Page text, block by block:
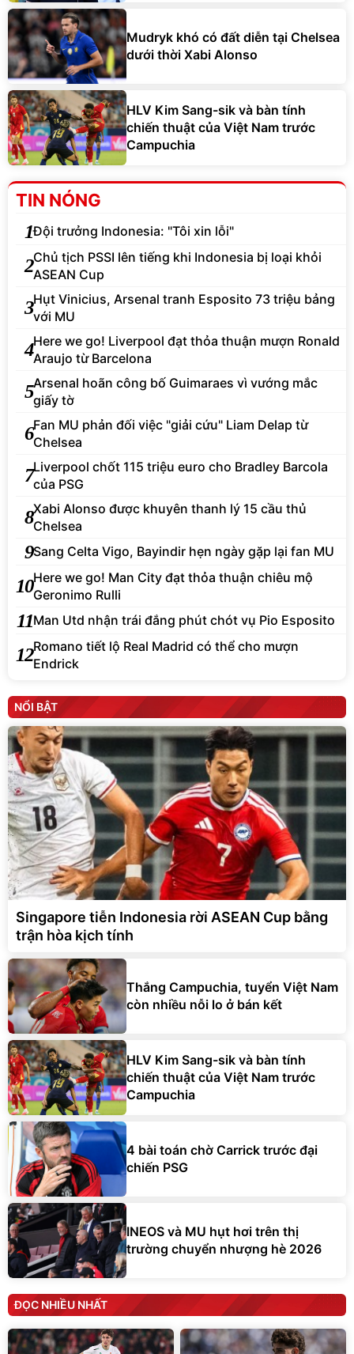
Mudryk khó có đất diễn tại Chelsea
dưới thời Xabi Alonso
HLV Kim Sang-sik và bàn tính
chiến thuật của Việt Nam trước
Campuchia
TIN NÓNG
1Đội trưởng Indonesia: "Tôi xin lỗi"
2Chủ tịch PSSI lên tiếng khi Indonesia bị loại khỏi
ASEAN Cup
3Hụt Vinicius, Arsenal tranh Esposito 73 triệu bảng
với MU
4Here we go! Liverpool đạt thỏa thuận mượn Ronald
Araujo từ Barcelona
5Arsenal hoãn công bố Guimaraes vì vướng mắc
giấy tờ
6Fan MU phản đối việc "giải cứu" Liam Delap từ
Chelsea
7Liverpool chốt 115 triệu euro cho Bradley Barcola
của PSG
8Xabi Alonso được khuyên thanh lý 15 cầu thủ
Chelsea
9Sang Celta Vigo, Bayindir hẹn ngày gặp lại fan MU
10Here we go! Man City đạt thỏa thuận chiêu mộ
Geronimo Rulli
11Man Utd nhận trái đắng phút chót vụ Pio Esposito
12Romano tiết lộ Real Madrid có thể cho mượn
Endrick
NỔI BẬT
Singapore tiễn Indonesia rời ASEAN Cup bằng
trận hòa kịch tính
Thắng Campuchia, tuyển Việt Nam
còn nhiều nỗi lo ở bán kết
HLV Kim Sang-sik và bàn tính
chiến thuật của Việt Nam trước
Campuchia
4 bài toán chờ Carrick trước đại
chiến PSG
INEOS và MU hụt hơi trên thị
trường chuyển nhượng hè 2026
ĐỌC NHIỀU NHẤT